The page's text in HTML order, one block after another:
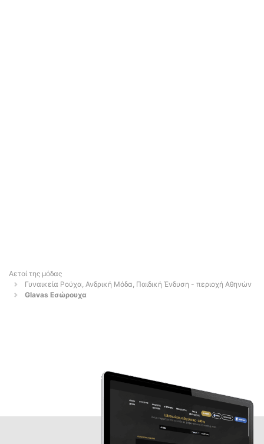
Αετοί της μόδας
Γυναικεία Ρούχα, Ανδρική Μόδα, Παιδική Ένδυση - περιοχή Αθηνών
Glavas Εσώρουχα